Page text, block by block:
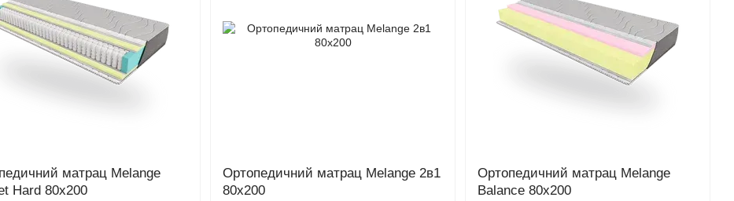
матрац Melange
Hard 80x200
Ортопедичний матрац Melange 2в1
80x200
Ортопедичний матрац Melange
Balance 80x200